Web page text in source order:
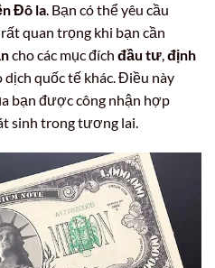
Đô la. Bạn có thể yêu cầu
quan trọng khi bạn cần
cho các mục đích đầu tư,định
dịch quốc tế khác. Điều này
bạn được công nhận hợp
sinh trong tương lai.